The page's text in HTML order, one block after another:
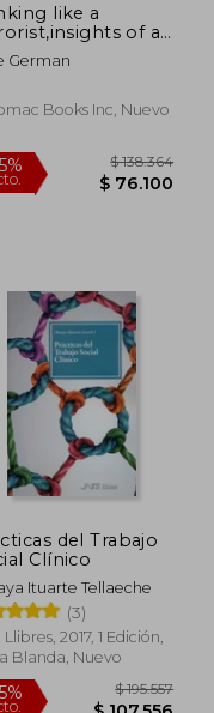
dcto. $
like a
of a
fbi
agent
German
Books Inc, Nuevo
del Trabajo
Clínico
Ituarte Tellaeche
(3)
2017, 1 Edición,
Blanda, Nuevo